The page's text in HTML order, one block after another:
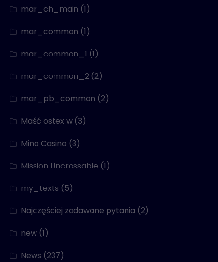
mar_ch_main (1)
mar_common (1)
mar_common_1 (1)
mar_common_2 (2)
mar_pb_common (2)
Maść ostex w (3)
Mino Casino (3)
Mission Uncrossable (1)
my_texts (5)
Najczęściej zadawane pytania (2)
new (1)
News (237)